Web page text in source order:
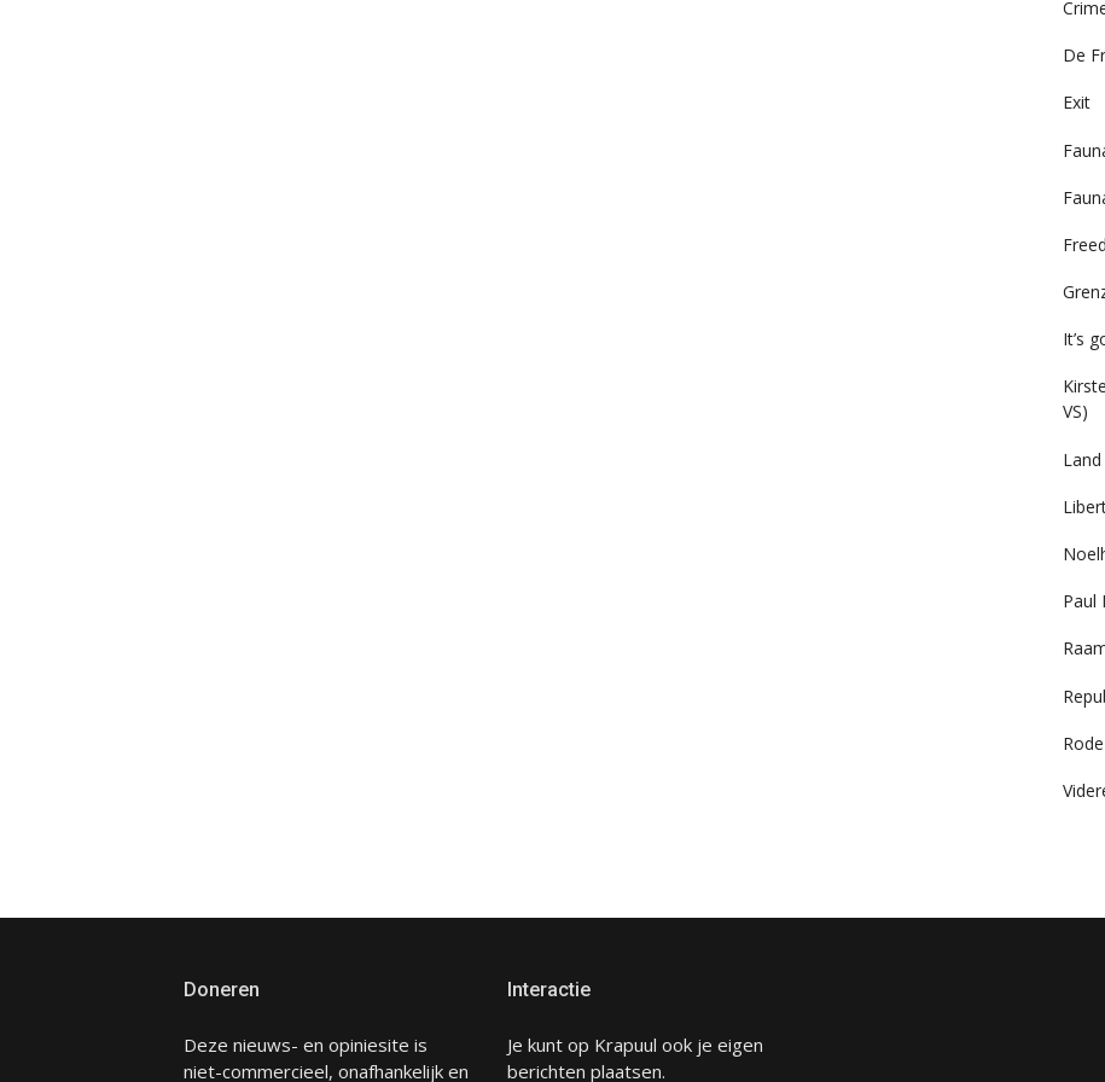
De
Exit
It’s
VS)
Paul
Doneren
Deze nieuws- en opiniesite is
niet-commercieel, onafhankelijk en
Interactie
Je kunt op Krapuul ook je eigen
berichten plaatsen.